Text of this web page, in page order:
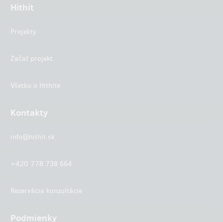
Hithit
Projekty
Začať projekt
Všetko o Hithite
Kontakty
info@hithit.sk
+420 778 738 664
Rezervácia konzultácie
Podmienky